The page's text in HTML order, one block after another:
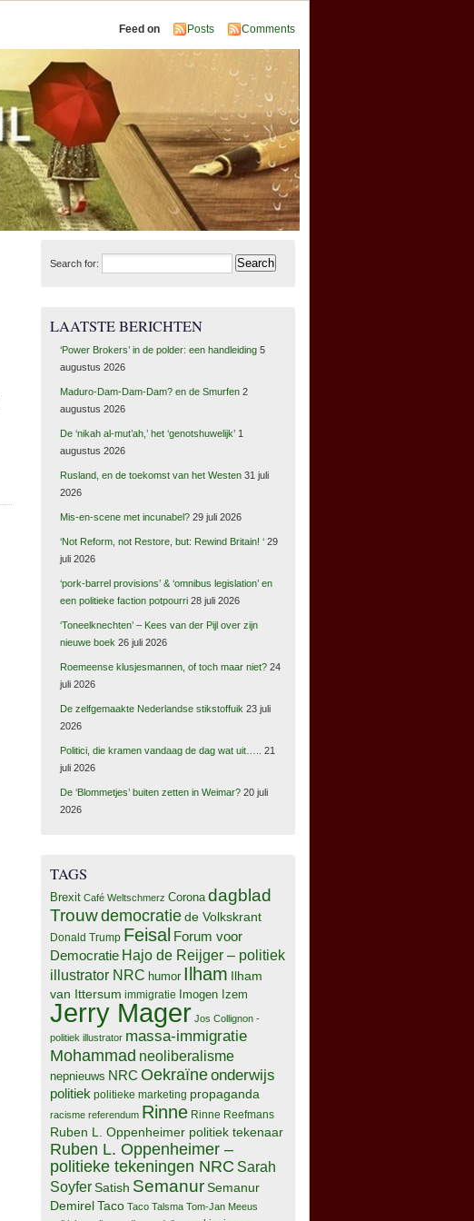
Feed on Posts Comments
Search for:
LAATSTE BERICHTEN
‘Power Brokers’ in de polder: een handleiding 5
augustus 2026
Maduro-Dam-Dam-Dam? en de Smurfen 2
augustus 2026
De ‘nikah al-mut’ah,’ het ‘genotshuwelijk’ 1
augustus 2026
Rusland, en de toekomst van het Westen 31 juli
2026
Mis-en-scene met incunabel? 29 juli 2026
‘Not Reform, not Restore, but: Rewind Britain! ‘ 29
juli 2026
‘pork-barrel provisions’ & ‘omnibus legislation’ en
een politieke faction potpourri 28 juli 2026
‘Toneelknechten’ – Kees van der Pijl over zijn
nieuwe boek 26 juli 2026
Roemeense klusjesmannen, of toch maar niet? 24
juli 2026
De zelfgemaakte Nederlandse stikstoffuik 23 juli
2026
Politici, die kramen vandaag de dag wat uit…..
21
juli 2026
De ‘Blommetjes’ buiten zetten in Weimar? 20 juli
2026
TAGS
Brexit Café Weltschmerz Corona dagblad
Trouwdemocratiede Volkskrant
Donald Trump Feisal Forum voor
Democratie Hajo de Reijger – politiek
illustrator NRC humor Ilham Ilham
van Ittersum immigratie Imogen Izem
Jerry Mager Jos Collignon -
politiek illustrator massa-immigratie
Mohammad neoliberalisme
nepnieuws NRC Oekraïneonderwijs
politiek politieke marketing propaganda
racisme referendum Rinne Rinne Reefmans
Ruben L. Oppenheimer politiek tekenaar
Ruben L. Oppenheimer –
politieke tekeningen NRC Sarah
Soyfer Satish SemanurSemanur
DemirelTaco Taco Talsma Tom-Jan Meeus